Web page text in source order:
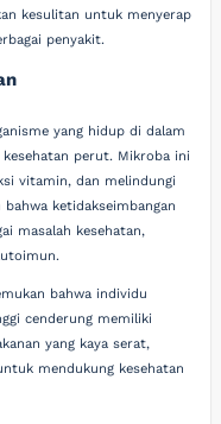
kesulitan untuk menyerap
penyakit.
yang hidup di dalam
perut. Mikroba ini
vitamin, dan melindungi
ketidakseimbangan
masalah kesehatan,
bahwa individu
cenderung memiliki
yang kaya serat,
mendukung kesehatan